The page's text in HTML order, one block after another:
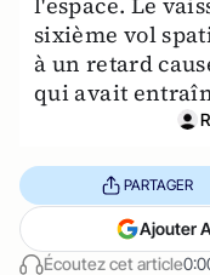
sixième vol
à un retard
qui avait
Écoutez cet article
PARTAGER
Ajouter